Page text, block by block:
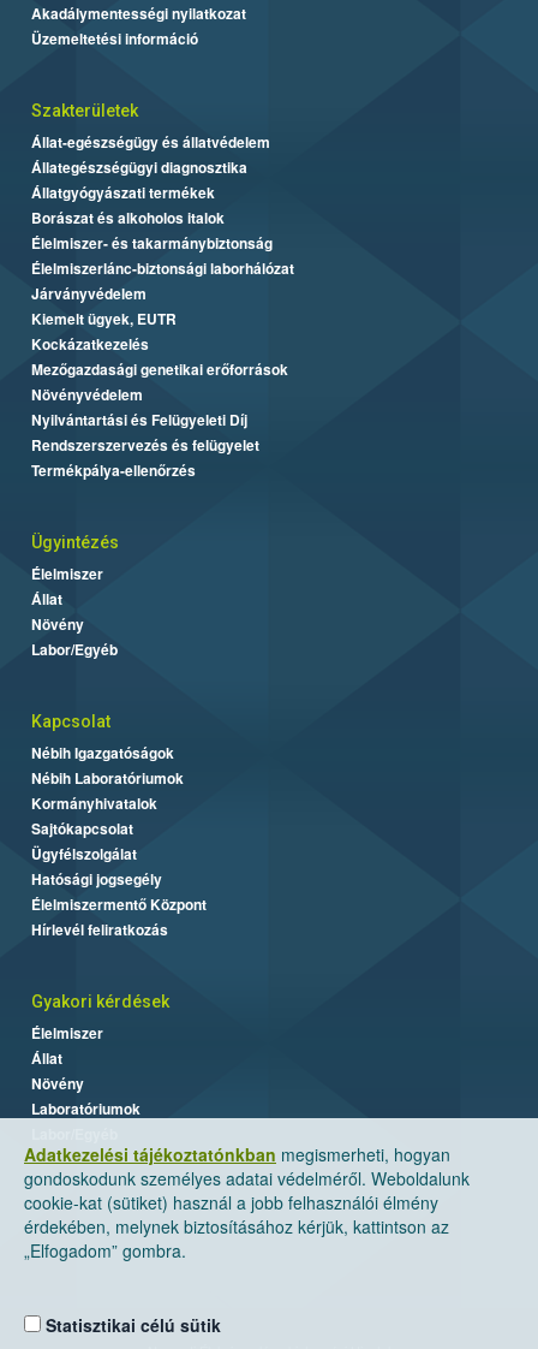
Adatkezelési tájékoztatónkban megismerheti, hogyan
gondoskodunk személyes adatai védelméről. Weboldalunk
cookie-kat (sütiket) használ a jobb felhasználói élmény
érdekében, melynek biztosításához kérjük, kattintson az
„Elfogadom” gombra.
Statisztikai célú sütik
Akadálymentességi nyilatkozat
Üzemeltetési információ
Szakterületek
Állat-egészségügy és állatvédelem
Állategészségügyi diagnosztika
Állatgyógyászati termékek
Borászat és alkoholos italok
Élelmiszer- és takarmánybiztonság
Élelmiszerlánc-biztonsági laborhálózat
Járványvédelem
Kiemelt ügyek, EUTR
Kockázatkezelés
Mezőgazdasági genetikai erőforrások
Növényvédelem
Nyilvántartási és Felügyeleti Díj
Rendszerszervezés és felügyelet
Termékpálya-ellenőrzés
Ügyintézés
Élelmiszer
Állat
Növény
Labor/Egyéb
Kapcsolat
Nébih Igazgatóságok
Nébih Laboratóriumok
Kormányhivatalok
Sajtókapcsolat
Ügyfélszolgálat
Hatósági jogsegély
Élelmiszermentő Központ
Hírlevél feliratkozás
Gyakori kérdések
Élelmiszer
Állat
Növény
Laboratóriumok